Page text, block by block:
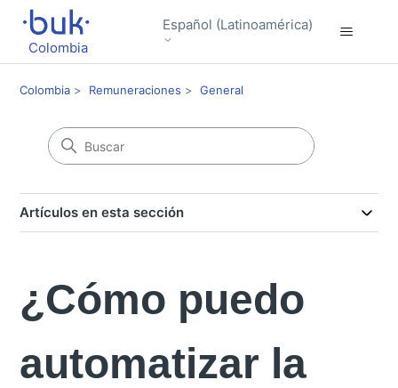
Colombia
Español (Latinoamérica)
Colombia Remuneraciones General
Artículos en esta sección
¿Cómo puedo
automatizar la